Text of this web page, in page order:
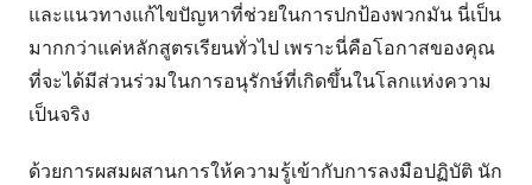
และแนวทางแก้ไขปัญหาที่ช่วยในการปกป้องพวกมัน นี่เป็น
มากกว่าแค่หลักสูตรเรียนทั่วไป เพราะนี่คือโอกาสของคุณ
ที่จะได้มีส่วนร่วมในการอนุรักษ์ที่เกิดขึ้นในโลกแห่งความ
เป็นจริง
ด้วยการผสมผสานการให้ความรู้เข้ากับการลงมือปฏิบัติ นัก